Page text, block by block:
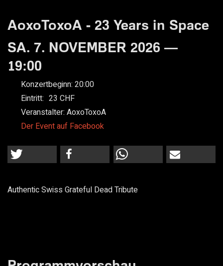
AoxoToxoA - 23 Years in Space
SA. 7. NOVEMBER 2026 —
19:00
Konzertbeginn: 20:00
Eintritt: 23
Veranstalter: AoxoToxoA
Der Event auf Facebook
Authentic Swiss Grateful Dead Tribute